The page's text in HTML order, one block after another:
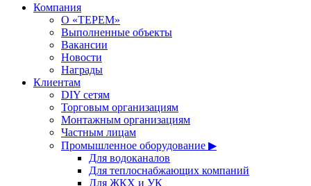
Компания
О «ТЕРЕМ»
Выполненные объекты
Вакансии
Новости
Награды
Клиентам
DIY сетям
Торговым организациям
Монтажным организациям
Частным лицам
Промышленное оборудование ▶
Для водоканалов
Для теплоснабжающих компаний
Для ЖКХ и УК